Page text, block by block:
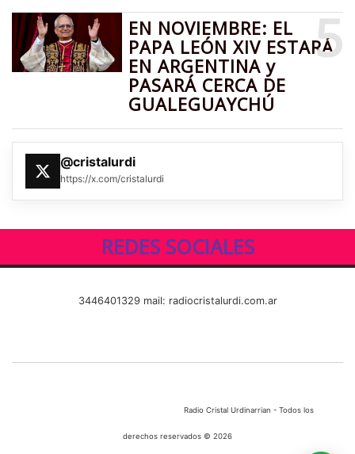
5
EN NOVIEMBRE: EL
PAPA LEÓN XIV ESTARÁ
EN ARGENTINA y
PASARÁ CERCA DE
GUALEGUAYCHÚ
@cristalurdi
https://x.com/cristalurdi
REDES SOCIALES
3446401329 mail: radiocristalurdi.com.ar
Radio Cristal Urdinarrian - Todos los
derechos reservados © 2026